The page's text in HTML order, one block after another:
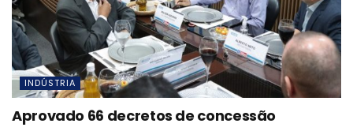
INDÚSTRIA
Aprovado 66 decretos de concessão